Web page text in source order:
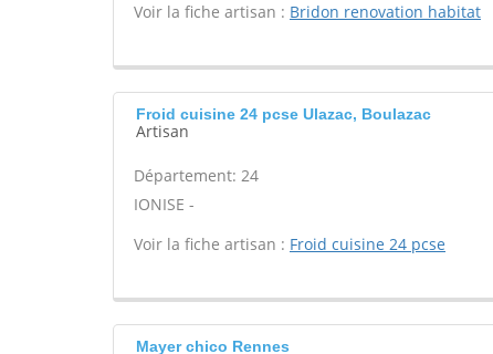
Voir la fiche artisan : Bridon renovation habitat
Froid cuisine 24 pcse Ulazac, Boulazac
Artisan
Département: 24
IONISE -
Voir la fiche artisan : Froid cuisine 24 pcse
Mayer chico Rennes